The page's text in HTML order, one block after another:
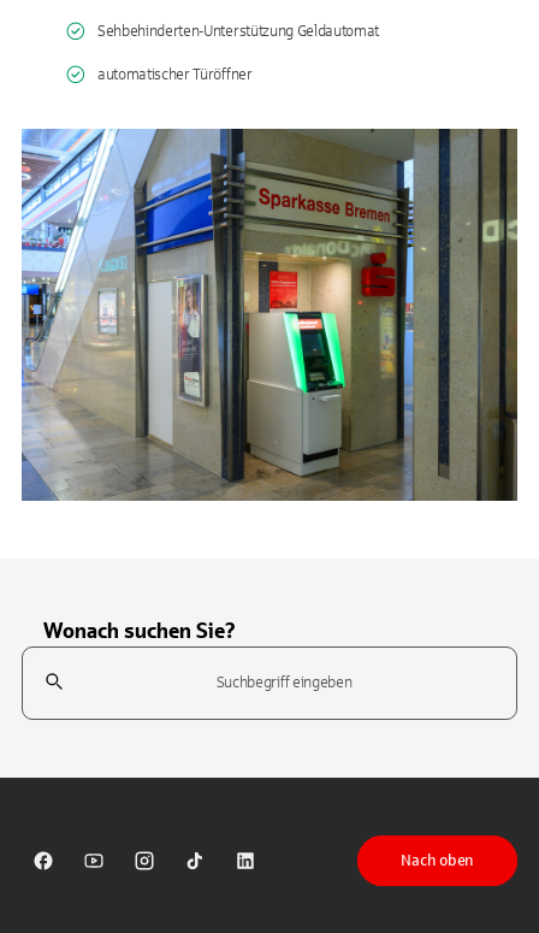
Sehbehinderten-Unterstützung Geldautomat
automatischer Türöffner
Wonach suchen Sie?
Suchfeld
Sparkasse auf Facebook
Sparkasse auf Youtube
Sparkasse auf Instagram
Sparkasse auf TikTok
Sparkasse auf LinkedIn
Nach oben